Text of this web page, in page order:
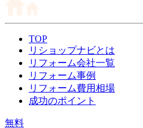
TOP
リショップナビとは
リフォーム会社一覧
リフォーム事例
リフォーム費用相場
成功のポイント
無料